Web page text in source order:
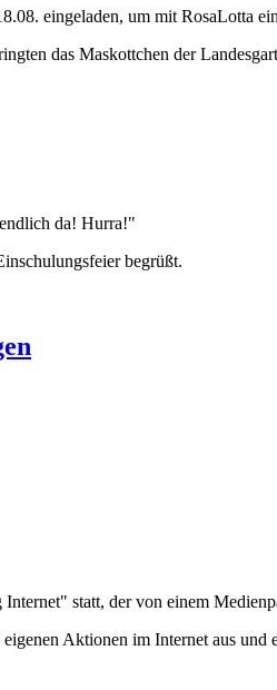
eingeladen, um mit RosaLotta
das Maskottchen der
da! Hurra!"
begrüßt.
statt, der von einem
Aktionen im Internet aus